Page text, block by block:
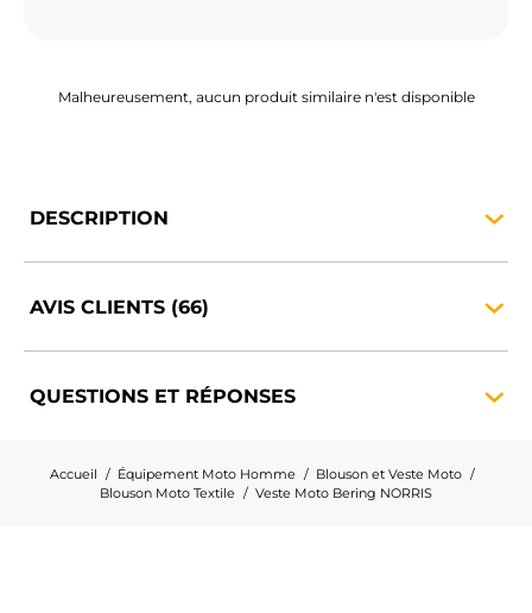
CONSEILS
Malheureusement, aucun produit similaire n'est disponible
DESCRIPTION
AVIS CLIENTS (66)
QUESTIONS ET RÉPONSES
Accueil Équipement Moto Homme
Blouson et Veste Moto
Blouson Moto Textile
Veste Moto Bering NORRIS